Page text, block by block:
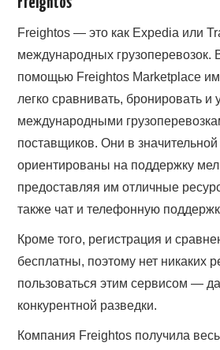
Freightos
Freightos — это как Expedia или
международных грузоперевозок.
помощью Freightos Marketplace
легко сравнивать, бронировать и
международными
поставщиков. Они в значительной
ориентированы на поддержку
предоставляя им отличные
также чат и телефонную
Кроме того, регистрация и
бесплатны, поэтому нет никаких
пользоваться этим сервисом —
конкурентной разведки.
Компания Freightos получила